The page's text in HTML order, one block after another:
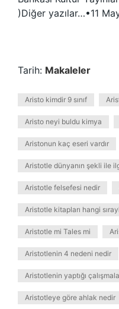
)Diğer yazılar…•11
Tarih: Makaleler
Aristo kimdir 9 sınıf
Aristo neyi buldu kimya
Aristonun kaç eseri vardır
Aristotle dünyanın şekli ile
Aristotle felsefesi nedir
Aristotle kitapları hangi
Aristotle mi Tales mi
Aristotlenin 4 nedeni nedir
Aristotlenin yaptığı
Aristotleye göre ahlak nedir